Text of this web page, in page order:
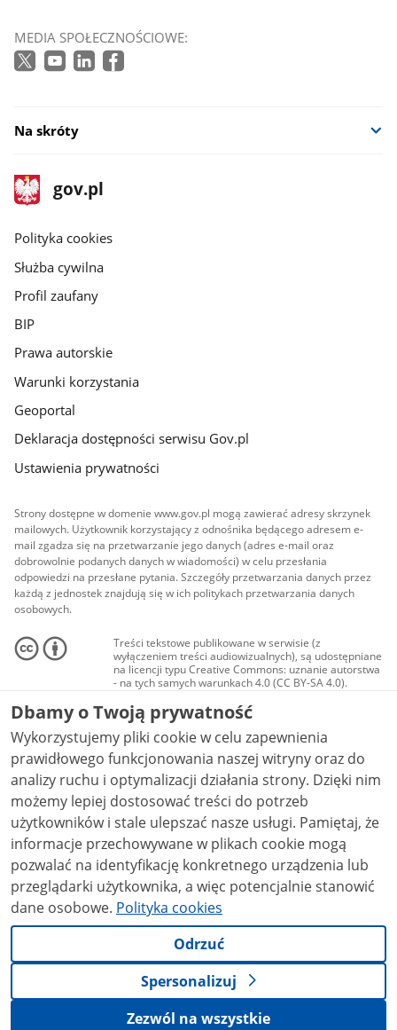
się
w
MEDIA SPOŁECZNOŚCIOWE:
Na skróty
stopka
gov.pl
Strona
gov.pl
gov.pl
Polityka cookies
Służba cywilna
Profil zaufany
BIP
Prawa autorskie
Warunki korzystania
Geoportal
Deklaracja dostępności serwisu Gov.pl
Ustawienia prywatności
Strony dostępne w domenie www.gov.pl mogą zawierać adresy skrzynek
mailowych. Użytkownik korzystający z odnośnika będącego adresem e-
mail zgadza się na przetwarzanie jego danych (adres e-mail oraz
dobrowolnie podanych danych w wiadomości) w celu przesłania
odpowiedzi na przesłane pytania. Szczegóły przetwarzania danych przez
każdą z jednostek znajdują się w ich politykach przetwarzania danych
osobowych.
Treści tekstowe publikowane w serwisie (z
wyłączeniem treści audiowizualnych), są udostępniane
na licencji typu Creative Commons: uznanie autorstwa
- na tych samych warunkach 4.0 (CC BY-SA 4.0).
Materiały audiowizualne, w tym zdjęcia, materiały
audio i wideo, są udostępniane na licencji typu
Creative Commons: uznanie autorstwa użycie
niekomercyjne - bez utworów zależnych 4.0 (CC BY-
NC-ND 4.0), o ile nie jest to stwierdzone inaczej.
Dbamy o Twoją prywatność
Wykorzystujemy pliki cookie w celu zapewnienia
prawidłowego funkcjonowania naszej witryny oraz do
analizy ruchu i optymalizacji działania strony. Dzięki nim
możemy lepiej dostosować treści do potrzeb
użytkowników i stale ulepszać nasze usługi. Pamiętaj, że
informacje przechowywane w plikach cookie mogą
pozwalać na identyfikację konkretnego urządzenia lub
przeglądarki użytkownika, a więc potencjalnie stanowić
dane osobowe. Polityka cookies
Odrzuć
Spersonalizuj
Zezwól na wszystkie